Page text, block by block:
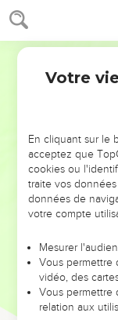
NE
ET SI LEURS
leur foi ou leur
et les saisons
Dans cette
Psaumes
Votre
En cliquant sur le
acceptez que
cookies ou
traite vos
données de
votre compte
Mesurer
Vous permettre
vidéo, des
Vous permettre
relation aux